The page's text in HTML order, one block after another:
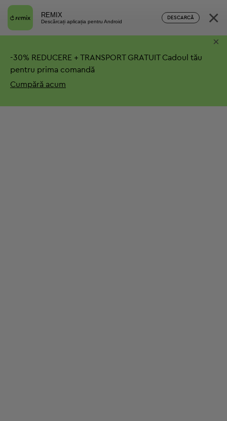
REMIX
Descărcați aplicația pentru Android
DESCARCĂ ×
-30% REDUCERE + TRANSPORT GRATUITCadoul tău
pentru prima comandă
Cumpără acum
×